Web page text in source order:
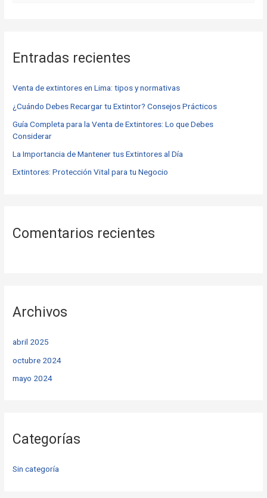
a
p
o
r
:
Entradas recientes
Venta de extintores en Lima: tipos y normativas
¿Cuándo Debes Recargar tu Extintor? Consejos Prácticos
Guía Completa para la Venta de Extintores: Lo que Debes
Considerar
La Importancia de Mantener tus Extintores al Día
Extintores: Protección Vital para tu Negocio
Comentarios recientes
Archivos
abril 2025
octubre 2024
mayo 2024
Categorías
Sin categoría